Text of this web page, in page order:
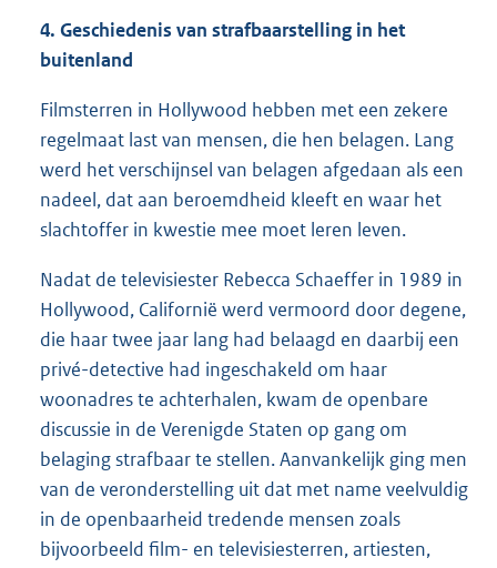
4. Geschiedenis van strafbaarstelling in het
buitenland
Filmsterren in Hollywood hebben met een zekere
regelmaat last van mensen, die hen belagen. Lang
werd het verschijnsel van belagen afgedaan als een
nadeel, dat aan beroemdheid kleeft en waar het
slachtoffer in kwestie mee moet leren leven.
Nadat de televisiester Rebecca Schaeffer in 1989 in
Hollywood, Californië werd vermoord door degene,
die haar twee jaar lang had belaagd en daarbij een
privé-detective had ingeschakeld om haar
woonadres te achterhalen, kwam de openbare
discussie in de Verenigde Staten op gang om
belaging strafbaar te stellen. Aanvankelijk ging men
van de veronderstelling uit dat met name veelvuldig
in de openbaarheid tredende mensen zoals
bijvoorbeeld film- en televisiesterren, artiesten,